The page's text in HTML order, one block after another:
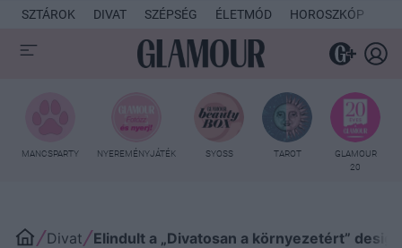
SZTÁROK DIVAT SZÉPSÉG ÉLETMÓD HOROSZKÓP
MANCSPARTY NYEREMÉNYJÁTÉK SYOSS TAROT
GLAMOUR
20
Divat Elindult a „Divatosan a környezetért”